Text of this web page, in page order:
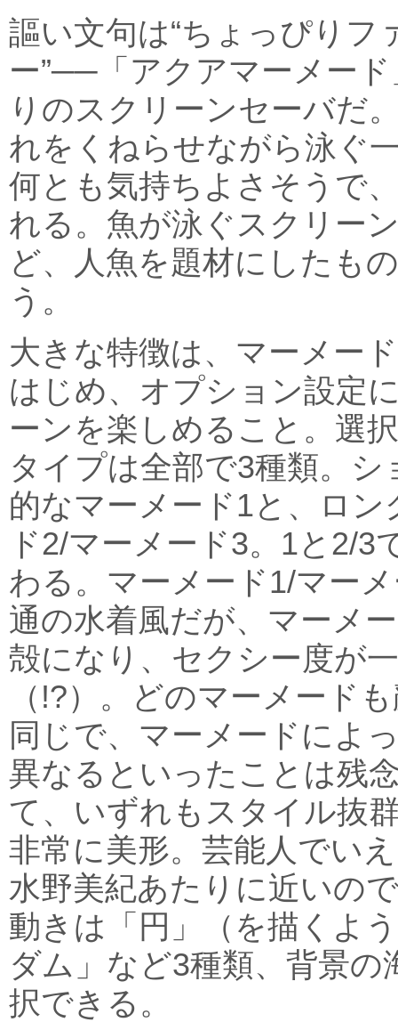
謳い文句は“ちょっぴりフ
ー”──「アクアマーメー
りのスクリーンセーバだ
れをくねらせながら泳ぐ
何とも気持ちよさそうで
れる。魚が泳ぐスクリー
ど、人魚を題材にしたも
う。
大きな特徴は、マーメー
はじめ、オプション設定
ーンを楽しめること。選
タイプは全部で3種類。
的なマーメード1と、ロ
ド2/マーメード3。1と2/3
わる。マーメード1/マー
通の水着風だが、マーメ
殻になり、セクシー度が
（!?）。どのマーメード
同じで、マーメードによ
異なるといったことは残
て、いずれもスタイル抜
非常に美形。芸能人でい
水野美紀あたりに近いの
動きは「円」（を描くよ
ダム」など3種類、背景の
択できる。